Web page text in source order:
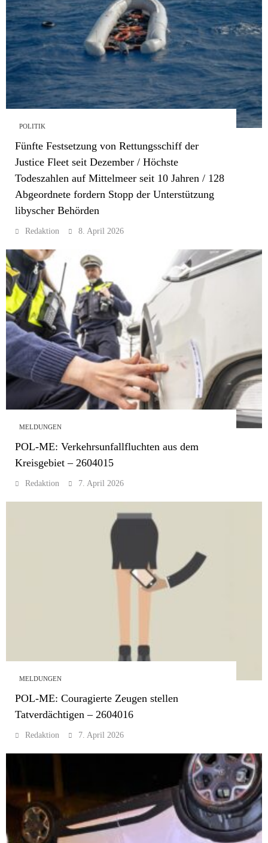
POLITIK
Fünfte Festsetzung von Rettungsschiff der
Justice Fleet seit Dezember / Höchste
Todeszahlen auf Mittelmeer seit 10 Jahren / 128
Abgeordnete fordern Stopp der Unterstützung
libyscher Behörden
Redaktion 8. April 2026
MELDUNGEN
POL-ME: Verkehrsunfallfluchten aus dem
Kreisgebiet – 2604015
Redaktion 7. April 2026
MELDUNGEN
POL-ME: Couragierte Zeugen stellen
Tatverdächtigen – 2604016
Redaktion 7. April 2026